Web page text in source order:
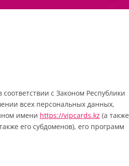
с Законом Республики
всех персональных данных,
имени https://vipcards.kz (а также
его субдоменов), его программ